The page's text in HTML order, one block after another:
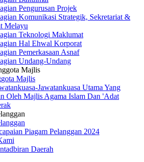
Pengurusan Projek
Komunikasi Strategik, Sekretariat &
Melayu
Teknologi Maklumat
Hal Ehwal Korporat
Pemerkasaan Asnaf
Undang-Undang
Majlis
Majlis
Jawatankuasa Utama Yang
Oleh Majlis Agama Islam Dan 'Adat
Piagam Pelanggan 2024
Daerah